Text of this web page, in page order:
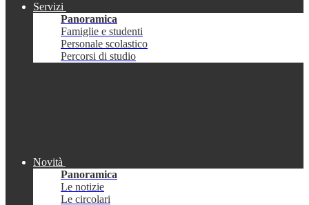
Servizi
Panoramica
Famiglie e studenti
Personale scolastico
Percorsi di studio
Novità
Panoramica
Le notizie
Le circolari